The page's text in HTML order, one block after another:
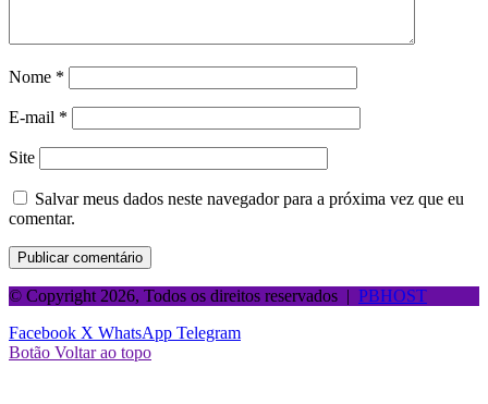
Nome *
E-mail *
Site
Salvar meus dados neste navegador para a próxima vez que eu
comentar.
© Copyright 2026, Todos os direitos reservados | PBHOST
Facebook X WhatsApp Telegram
Botão Voltar ao topo